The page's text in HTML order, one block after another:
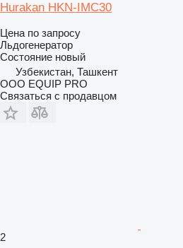
Hurakan HKN-IMC30
Цена по запросу
Льдогенератор
Состояние новый
Узбекистан, Ташкент
OOO EQUIP PRO
Связаться с продавцом
2